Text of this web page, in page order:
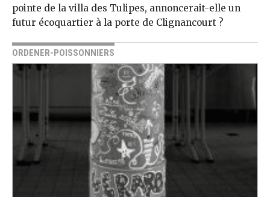
pointe de la villa des Tulipes, annoncerait-elle un
futur écoquartier à la porte de Clignancourt ?
ORDENER-POISSONNIERS